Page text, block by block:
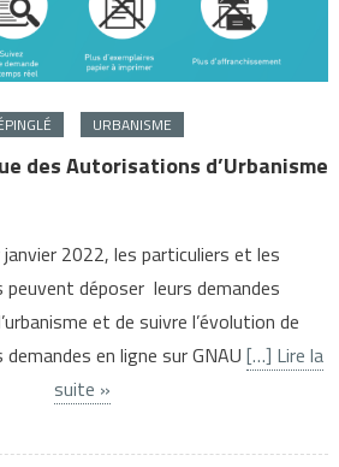
URBANISME
des Autorisations d’Urbanisme
2022, les particuliers et les
déposer leurs demandes
et de suivre l’évolution de
en ligne sur GNAU […] Lire la
suite »